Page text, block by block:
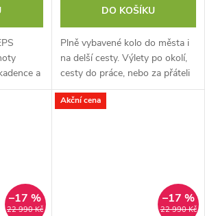
a
DO KOŠÍKU
Plně vybavené kolo do města i
na delší cesty. Výlety po okolí,
cesty do práce, nebo za přáteli
na zahradu? Umíme a dlouho
bez toho aby váš Rokk...
22 990 Kč
–17 %
Akční cena
22 990 Kč
–17 %